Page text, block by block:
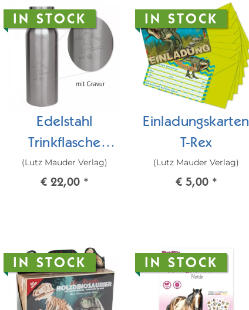
IN STOCK
Edelstahl
Trinkflasche
Fussball (0,5l)
(Lutz Mauder Verlag)
€ 22,00 *
IN STOCK
Einladungskarten
T-Rex
(Lutz Mauder Verlag)
€ 5,00 *
IN STOCK IN STOCK